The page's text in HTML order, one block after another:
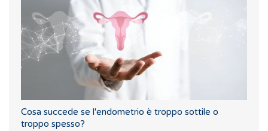
Cosa succede se l'endometrio è troppo sottile o
troppo spesso?